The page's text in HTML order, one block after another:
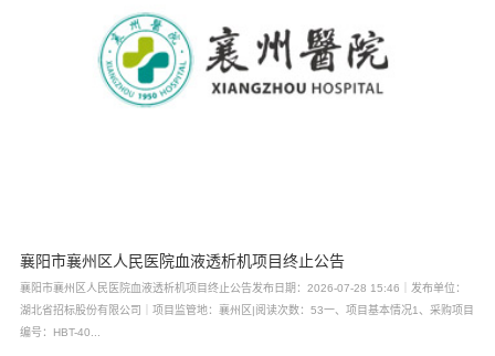
襄阳市襄州区人民医院血液透析机项目终止公告
襄阳市襄州区人民医院血液透析机项目终止公告发布日期：2026-07-28 15:46｜发布单位：
湖北省招标股份有限公司｜项目监管地：襄州区|阅读次数：53一、项目基本情况1、采购项目
编号：HBT-40...